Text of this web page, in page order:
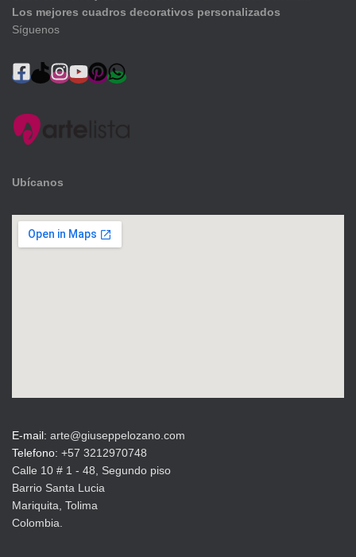
Los mejores cuadros decorativos personalizados
Síguenos
Ubícanos
E-mail: arte@giuseppelozano.com
Telefono: +57 3212970748
Calle 10 # 1 - 48, Segundo piso
Barrio Santa Lucia
Mariquita, Tolima
Colombia.